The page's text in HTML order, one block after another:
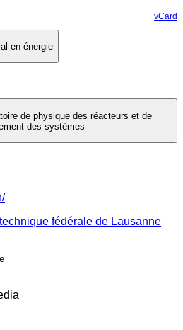
vCard
en énergie
de physique des réacteurs et de
des systèmes